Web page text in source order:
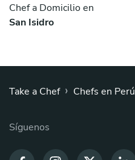
Chef a Domicilio en
San Isidro
Take a Chef › Chefs en Perú
Síguenos